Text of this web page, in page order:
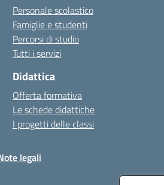
Personale scolastico
Famiglie e studenti
Percorsi di studio
Tutti i servizi
Didattica
Offerta formativa
Le schede didattiche
I progetti delle classi
legali